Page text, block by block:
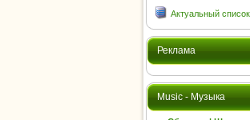
Актуальный список
Реклама
Music - Музыка